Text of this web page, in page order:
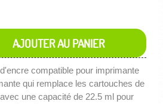
AJOUTER AU PANIER
compatible pour imprimante
qui remplace les cartouches de
une capacité de 22.5 ml pour